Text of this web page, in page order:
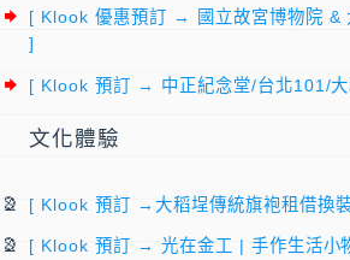
[ Klook 優惠預訂 → 國立故宮博物院 &
]
[ Klook 預訂 → 中正紀念堂/台北101/
文化體驗
[ Klook 預訂 →大稻埕傳統旗袍租借換
[ Klook 預訂 → 光在金工 | 手作生活小